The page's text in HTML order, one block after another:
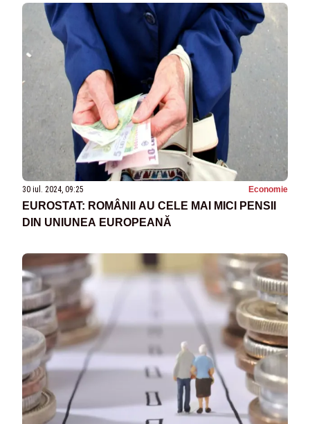
30 iul. 2024, 09:25 Economie
EUROSTAT: ROMÂNII AU CELE MAI MICI PENSII
DIN UNIUNEA EUROPEANĂ